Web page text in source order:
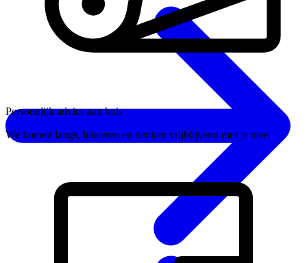
Persoonlijk advies aan huis
We komen langs, luisteren en denken vrijblijvend met je mee.